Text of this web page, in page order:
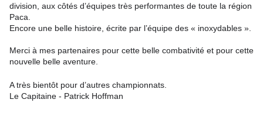
division, aux côtés d’équipes très performantes de toute la région
Paca.
Encore une belle histoire, écrite par l’équipe des « inoxydables ».
Merci à mes partenaires pour cette belle combativité et pour cette
nouvelle belle aventure.
A très bientôt pour d’autres championnats.
Le Capitaine - Patrick Hoffman